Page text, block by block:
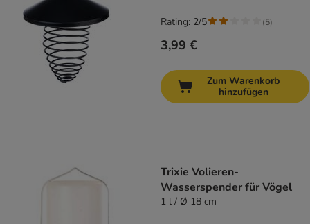
3,99 €
Rating: 2/5 (5)
Zum Warenkorb
hinzufügen
Trixie Volieren-
Wasserspender für Vögel
1 l / Ø 18 cm